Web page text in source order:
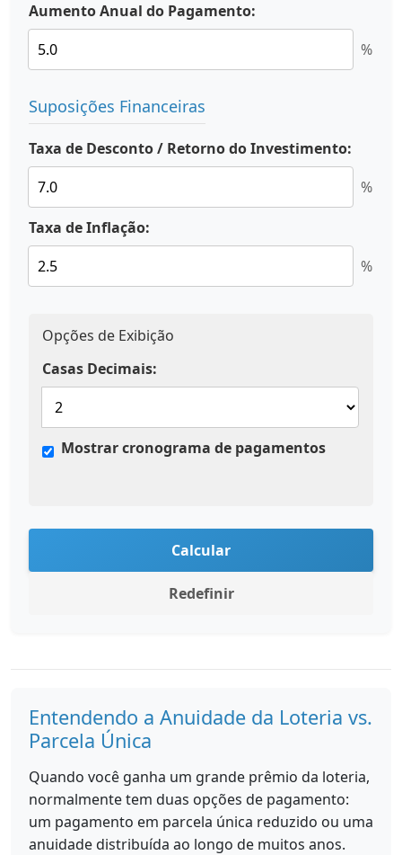
Aumento Anual do Pagamento:
%
Suposições Financeiras
Taxa de Desconto / Retorno do Investimento:
%
Taxa de Inflação:
%
Opções de Exibição
Casas Decimais:
Mostrar cronograma de pagamentos
Calcular
Redefinir
Entendendo a Anuidade da Loteria vs.
Parcela Única
Quando você ganha um grande prêmio da loteria,
normalmente tem duas opções de pagamento:
um pagamento em parcela única reduzido ou uma
anuidade distribuída ao longo de muitos anos.